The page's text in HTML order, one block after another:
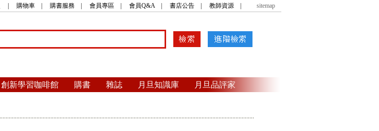
購物車 購書服務 會員專區 會員Q&A| 書店公告 教師資源 sitemap
創新學習咖啡館 購書 雜誌 月旦知識庫 月旦品評家